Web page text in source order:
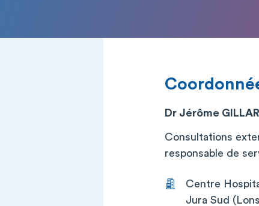
Dr Jérôme
Consultations
responsable de
Centre
Jura Sud